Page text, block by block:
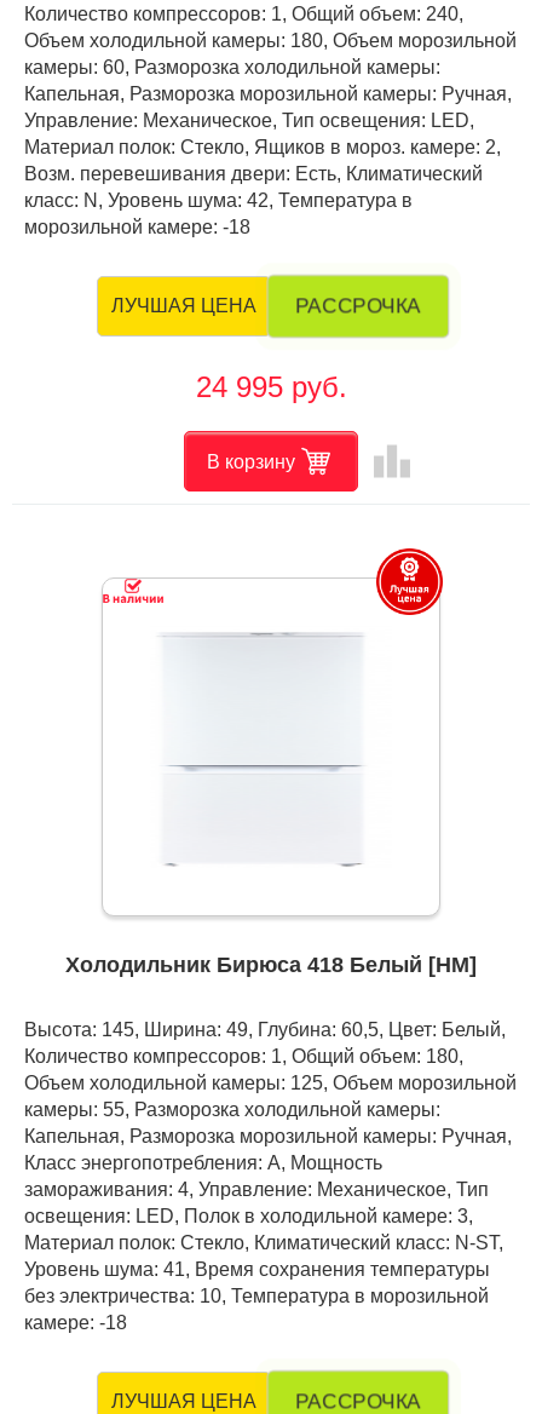
Количество компрессоров: 1, Общий объем: 240,
Объем холодильной камеры: 180, Объем морозильной
камеры: 60, Разморозка холодильной камеры:
Капельная, Разморозка морозильной камеры: Ручная,
Управление: Механическое, Тип освещения: LED,
Материал полок: Стекло, Ящиков в мороз. камере: 2,
Возм. перевешивания двери: Есть, Климатический
класс: N, Уровень шума: 42, Температура в
морозильной камере: -18
ЛУЧШАЯ ЦЕНА РАССРОЧКА
24 995 руб.
В корзину leaderboard
Холодильник Бирюса 418 Белый [НМ]
Высота: 145, Ширина: 49, Глубина: 60,5, Цвет: Белый,
Количество компрессоров: 1, Общий объем: 180,
Объем холодильной камеры: 125, Объем морозильной
камеры: 55, Разморозка холодильной камеры:
Капельная, Разморозка морозильной камеры: Ручная,
Класс энергопотребления: А, Мощность
замораживания: 4, Управление: Механическое, Тип
освещения: LED, Полок в холодильной камере: 3,
Материал полок: Стекло, Климатический класс: N-ST,
Уровень шума: 41, Время сохранения температуры
без электричества: 10, Температура в морозильной
камере: -18
ЛУЧШАЯ ЦЕНА РАССРОЧКА